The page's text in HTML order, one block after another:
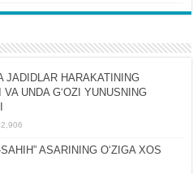
JADIDLAR HARAKATINING
UNDA GʻOZI YUNUSNING
ASARINING OʻZIGA XOS